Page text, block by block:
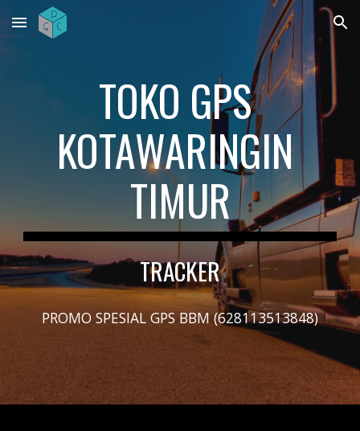
Skip to main content Skip to navigation
TOKO GPS
KOTAWARINGIN
TIMUR
TRACKER
PROMO SPESIAL GPS BBM (628113513848)